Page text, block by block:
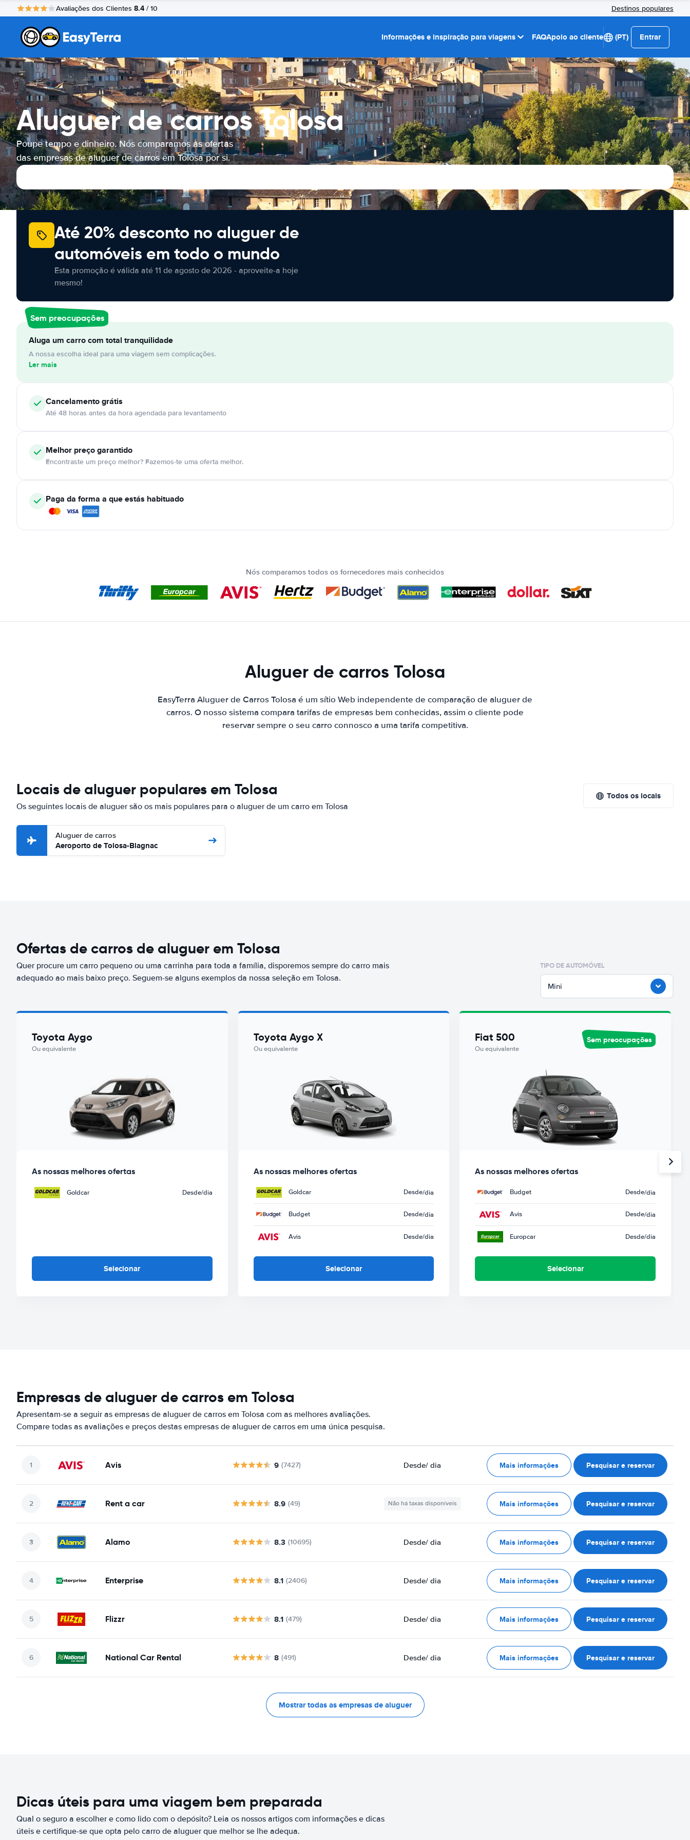
Avaliações dos Clientes 8.4 / 10 Destinos populares
Informações e inspiração para viagens FAQApoio ao cliente (PT) Entrar
Aluguer de carros Tolosa
Poupe tempo e dinheiro. Nós comparamos as ofertas
das empresas de aluguer de carros em Tolosa por si.
Até 20% desconto no aluguer de
automóveis em todo o mundo
Esta promoção é válida até 11 de agosto de 2026 - aproveite-a hoje
mesmo!
Sem preocupações
Aluga um carro com total tranquilidade
A nossa escolha ideal para uma viagem sem complicações.
Ler mais
Cancelamentográtis
Até 48 horas antes da hora agendada para levantamento
Melhor preço garantido
Encontraste um preço melhor? Fazemos-te uma oferta melhor.
Paga da forma a que estás habituado
Nós comparamos todos os fornecedores mais conhecidos
Aluguer de carros Tolosa
EasyTerra Aluguer de Carros Tolosa é um sítio Web independente de comparação de aluguer de
carros. O nosso sistema compara tarifas de empresas bem conhecidas, assim o cliente pode
reservar sempre o seu carro connosco a uma tarifa competitiva.
Locais de aluguer populares em Tolosa
Os seguintes locais de aluguer são os mais populares para o aluguer de um carro em Tolosa
Todos os locais
Aluguer de carros
Aeroporto de Tolosa-Blagnac
Ofertas de carros de aluguer em Tolosa
Quer procure um carro pequeno ou uma carrinha para toda a família, disporemos sempre do carro mais
adequado ao mais baixo preço. Seguem-se alguns exemplos da nossa seleção em Tolosa.
TIPO DE AUTOMÓVEL
Mini
Toyota Aygo
Ou equivalente
As nossas melhores ofertas
Goldcar Desde/dia
Selecionar
Toyota Aygo X
Ou equivalente
As nossas melhores ofertas
Goldcar Desde/dia
Budget Desde/dia
Avis Desde/dia
Selecionar
Fiat 500
Ou equivalente
Sem preocupações
As nossas melhores ofertas
Budget Desde/dia
Avis Desde/dia
Europcar Desde/dia
Selecionar
Empresas de aluguer de carros em Tolosa
Apresentam-se a seguir as empresas de aluguer de carros em Tolosa com as melhores avaliações.
Compare todas as avaliações e preços destas empresas de aluguer de carros em uma única pesquisa.
Avis 9 (7427) Desde/ dia Mais informações Pesquisar e reservar
Rent a car 8.9 (49) Não há taxas disponíveis Mais informações Pesquisar e reservar
Alamo 8.3 (10695) Desde/ dia Mais informações Pesquisar e reservar
Enterprise 8.1 (2406) Desde/ dia Mais informações Pesquisar e reservar
Flizzr 8.1 (479) Desde/ dia Mais informações Pesquisar e reservar
National Car Rental 8 (491) Desde/ dia Mais informações Pesquisar e reservar
Mostrar todas as empresas de aluguer
Dicas úteis para uma viagem bem preparada
Qual o seguro a escolher e como lido com o depósito? Leia os nossos artigos com informações e dicas
úteis e certifique-se que opta pelo carro de aluguer que melhor se lhe adequa.